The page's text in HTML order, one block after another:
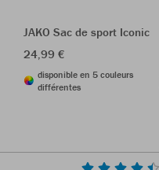
JAKO Sac de sport Iconic
24,99 €
disponible en 5 couleurs
différentes